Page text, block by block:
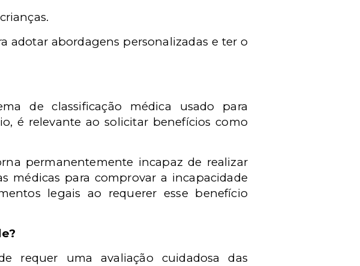
adotar abordagens personalizadas e ter o
de classificação médica usado para
é relevante ao solicitar benefícios como
permanentemente incapaz de realizar
médicas para comprovar a incapacidade
legais ao requerer esse benefício
requer uma avaliação cuidadosa das